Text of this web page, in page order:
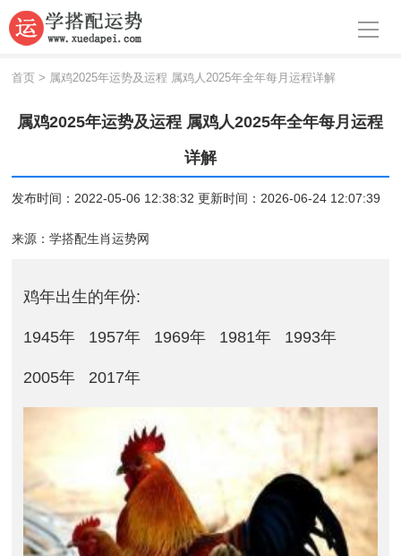
导航
首页
周公解梦
八字算命
面相
首页 > 属鸡2025年运势及运程 属鸡人2025年全年每月运程详解
属鸡2025年运势及运程 属鸡人2025年全年每月运程
详解
发布时间：2022-05-06 12:38:32 更新时间：2026-06-24 12:07:39
来源：学搭配生肖运势网
鸡年出生的年份:
1945年 1957年 1969年 1981年 1993年
2005年 2017年